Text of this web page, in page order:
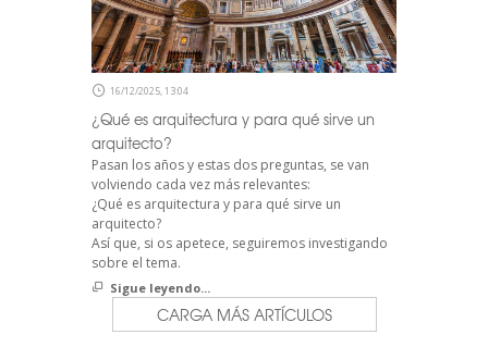
16/12/2025, 13:04
¿Qué es arquitectura y para qué sirve un
arquitecto?
Pasan los años y estas dos preguntas, se van
volviendo cada vez más relevantes:
¿Qué es arquitectura y para qué sirve un
arquitecto?
Así que, si os apetece, seguiremos investigando
sobre el tema.
Sigue leyendo...
CARGA MÁS ARTÍCULOS